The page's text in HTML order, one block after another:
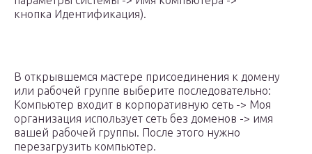
кнопка Идентификация).
В открывшемся мастере присоединения к домену
или рабочей группе выберите последовательно:
Компьютер входит в корпоративную сеть -> Моя
организация использует сеть без доменов -> имя
вашей рабочей группы. После этого нужно
перезагрузить компьютер.